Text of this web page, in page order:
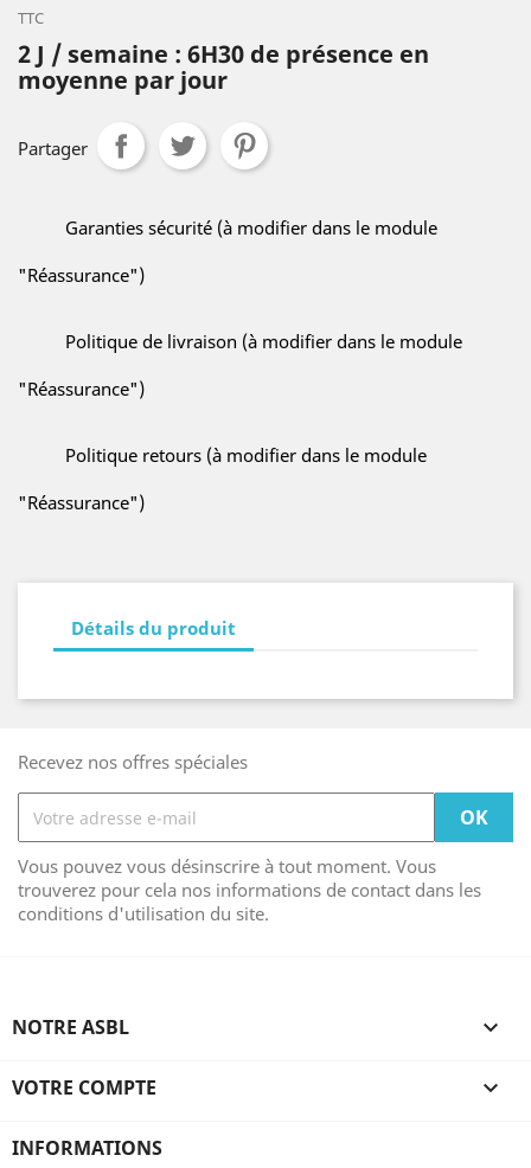
TTC
2 J / semaine : 6H30 de présence en
moyenne par jour
Partager
Garanties sécurité (à modifier dans le module
"Réassurance")
Politique de livraison (à modifier dans le module
"Réassurance")
Politique retours (à modifier dans le module
"Réassurance")
Détails du produit
Recevez nos offres spéciales
Vous pouvez vous désinscrire à tout moment. Vous
trouverez pour cela nos informations de contact dans les
conditions d'utilisation du site.
NOTRE ASBL 
VOTRE COMPTE 
INFORMATIONS